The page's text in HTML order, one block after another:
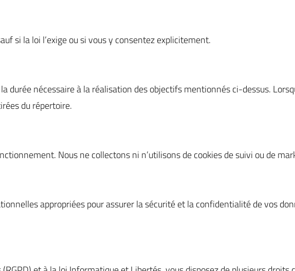
si la loi l’exige ou si vous y consentez explicitement.
nécessaire à la réalisation des objectifs mentionnés ci-dessus.
du répertoire.
Nous ne collectons ni n’utilisons de cookies de suivi ou de
appropriées pour assurer la sécurité et la confidentialité de vos